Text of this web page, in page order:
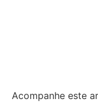
Acompanhe este